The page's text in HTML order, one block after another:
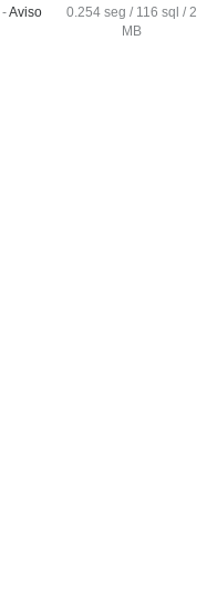
-Aviso
0.254 seg / 116 sql / 2
MB